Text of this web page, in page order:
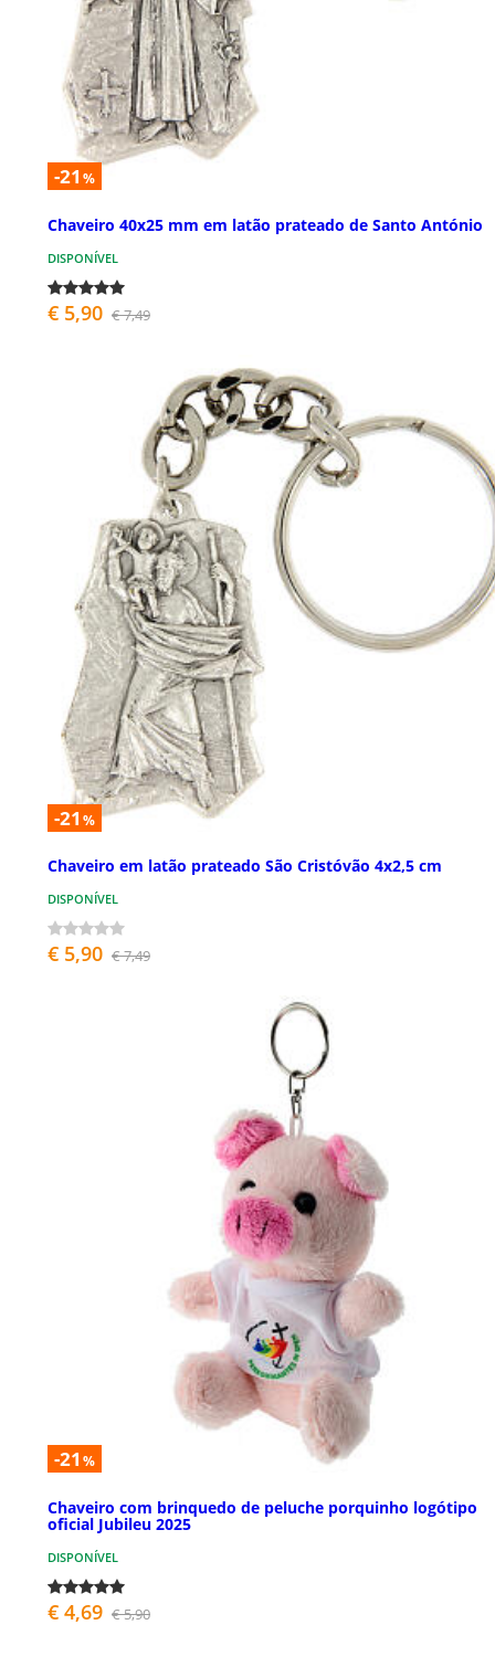
-21 %
Chaveiro 40x25 mm em latão prateado de Santo António
DISPONÍVEL
€ 5,90 € 7,49
-21 %
Chaveiro em latão prateado São Cristóvão 4x2,5 cm
DISPONÍVEL
€ 5,90 € 7,49
-21 %
Chaveiro com brinquedo de peluche porquinho logótipo
oficial Jubileu 2025
DISPONÍVEL
€ 4,69 € 5,90